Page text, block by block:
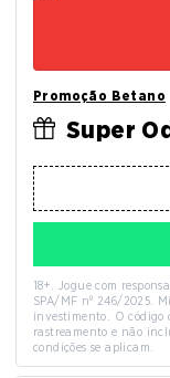
Promoção Betano
Super
18+. Jogue com
SPA/MF nº 246/2025.
investimento. O código
rastreamento e não
condições se aplicam.